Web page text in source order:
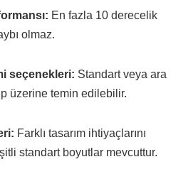
En fazla 10 derecelik
olmaz.
seçenekleri: Standart veya ara
üzerine temin edilebilir.
Farklı tasarım ihtiyaçlarını
standart boyutlar mevcuttur.